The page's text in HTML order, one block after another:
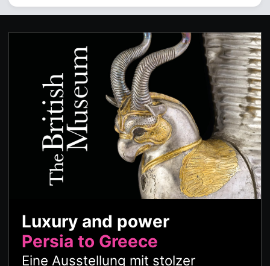
Luxury and power
Persia to Greece
Eine Ausstellung mit stolzer